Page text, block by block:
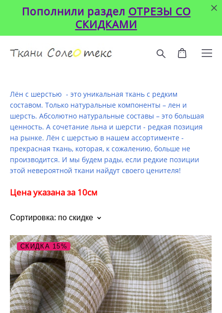
Пополнили раздел ОТРЕЗЫ СО
СКИДКАМИ
Лён с шерстью - это уникальная ткань с редким
составом. Только натуральные компоненты – лен и
шерсть. Абсолютно натуральные составы – это большая
ценность. А сочетание льна и шерсти - редкая позиция
на рынке. Лён с шерстью в нашем ассортименте -
прекрасная ткань, которая, к сожалению, больше не
производится. И мы будем рады, если редкие позиции
этой невероятной ткани найдут своего ценителя!
Цена указана за 10см
Сортировка: по скидке
СКИДКА 15%